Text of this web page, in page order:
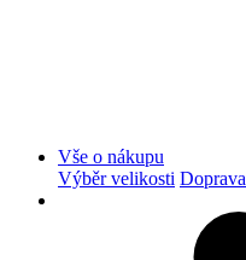
Vše o nákupu
Výběr velikosti